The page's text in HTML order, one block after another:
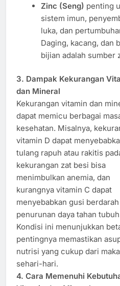
Zinc (Seng) penting
sistem imun,
luka, dan
Daging, kacang, dan
bijian adalah sumber
3. Dampak Kekurangan
dan Mineral
Kekurangan vitamin dan
dapat memicu berbagai
kesehatan. Misalnya,
vitamin D dapat
tulang rapuh atau rakitis
kekurangan zat besi bisa
menimbulkan anemia, dan
kurangnya vitamin C dapat
menyebabkan gusi
penurunan daya tahan
Kondisi ini menunjukkan
pentingnya memastikan
nutrisi yang cukup dari
sehari-hari.
4. Cara Memenuhi